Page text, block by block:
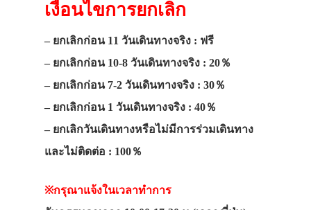
เงื่อนไขการยกเลิก
– ยกเลิกก่อน 11 วันเดินทางจริง : ฟรี
– ยกเลิกก่อน 10-8 วันเดินทางจริง : 20％
– ยกเลิกก่อน 7-2 วันเดินทางจริง : 30％
– ยกเลิกก่อน 1 วันเดินทางจริง : 40％
– ยกเลิกวันเดินทางหรือไม่มีการร่วมเดินทาง
และไม่ติดต่อ : 100％
※กรุณาแจ้งในเวลาทำการ